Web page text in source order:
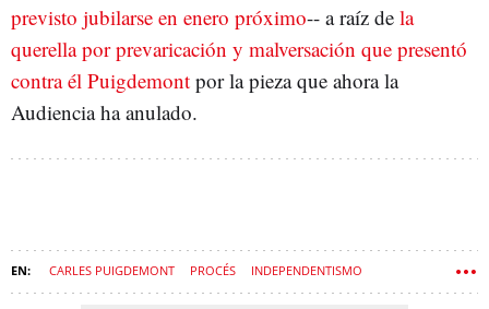
previsto jubilarse en enero próximo-- a raíz de la
querella por prevaricación y malversación que presentó
contra él Puigdemont por la pieza que ahora la
Audiencia ha anulado.
CARLES PUIGDEMONT PROCÉS INDEPENDENTISMO